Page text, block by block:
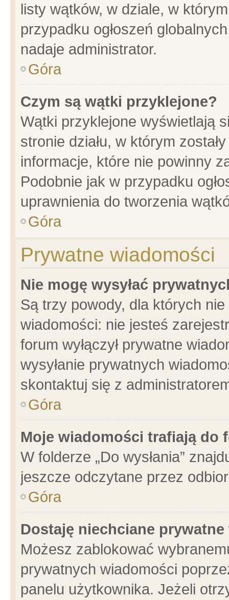
listy wątków, w dziale, w
przypadku ogłoszeń
nadaje administrator.
Góra
Czym są wątki przyklejone?
Wątki przyklejone wyświetlają
stronie działu, w którym
informacje, które nie powinny
Podobnie jak w przypadku
uprawnienia do tworzenia
Góra
Prywatne wiadomości
Nie mogę wysyłać
Są trzy powody, dla których
wiadomości: nie jesteś
forum wyłączył prywatne
wysyłanie prywatnych
skontaktuj się z
Góra
Moje wiadomości trafiają do
W folderze „Do wysłania”
jeszcze odczytane przez
Góra
Dostaję niechciane
Możesz zablokować
prywatnych wiadomości
panelu użytkownika. Jeżeli